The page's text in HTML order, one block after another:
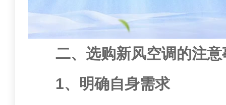
二、选购新风空调的注意
1、明确自身需求